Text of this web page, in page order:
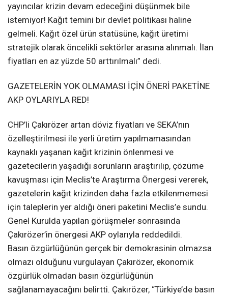
yayıncılar krizin devam edeceğini düşünmek bile
istemiyor! Kağıt temini bir devlet politikası haline
gelmeli. Kağıt özel ürün statüsüne, kağıt üretimi
stratejik olarak öncelikli sektörler arasına alınmalı. İlan
fiyatları en az yüzde 50 arttırılmalı” dedi.
GAZETELERİN YOK OLMAMASI İÇİN ÖNERİ PAKETİNE
AKP OYLARIYLA RED!
CHP’li Çakırözer artan döviz fiyatları ve SEKA’nın
özelleştirilmesi ile yerli üretim yapılmamasından
kaynaklı yaşanan kağıt krizinin önlenmesi ve
gazetecilerin yaşadığı sorunların araştırılıp, çözüme
kavuşması için Meclis’te Araştırma Önergesi vererek,
gazetelerin kağıt krizinden daha fazla etkilenmemesi
için taleplerin yer aldığı öneri paketini Meclis’e sundu.
Genel Kurulda yapılan görüşmeler sonrasında
Çakırözer’in önergesi AKP oylarıyla reddedildi.
Basın özgürlüğünün gerçek bir demokrasinin olmazsa
olmazı olduğunu vurgulayan Çakırözer, ekonomik
özgürlük olmadan basın özgürlüğünün
sağlanamayacağını belirtti. Çakırözer, “Türkiye’de basın